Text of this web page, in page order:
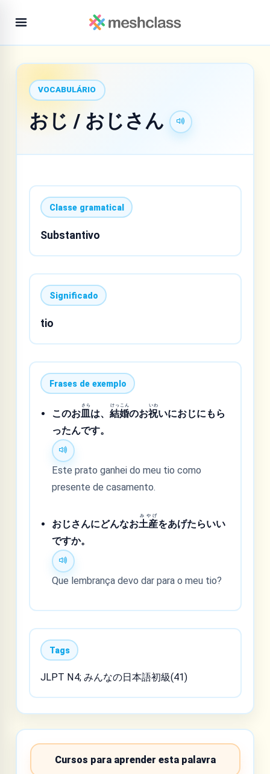
VOCABULÁRIO
おじ / おじさん
Classe gramatical
Substantivo
Significado
tio
Frases de exemplo
このお皿
さら
は、結婚
けっこん
のお祝
いわ
いにおじにもら
ったんです。
Este prato ganhei do meu tio como
presente de casamento.
おじさんにどんなお土産
みやげ
をあげたらいい
ですか。
Que lembrança devo dar para o meu tio?
Tags
JLPT N4; みんなの日本語初級(41)
Cursos para aprender esta palavra